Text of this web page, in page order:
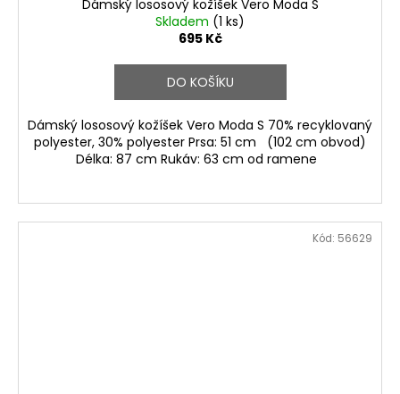
Dámský lososový kožíšek Vero Moda S
Skladem (1 ks)
695 Kč
DO KOŠÍKU
Dámský lososový kožíšek Vero Moda S 70% recyklovaný
polyester, 30% polyester Prsa: 51 cm (102 cm obvod)
Délka: 87 cm Rukáv: 63 cm od ramene
Kód: 56629